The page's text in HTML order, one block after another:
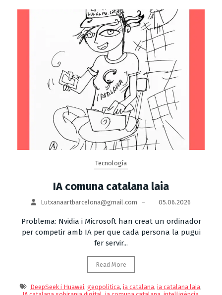
Tecnología
IA comuna catalana laia
Lutxanaartbarcelona@gmail.com – 05.06.2026
Problema: Nvidia i Microsoft han creat un ordinador
per competir amb IA per que cada persona la pugui
fer servir...
Read More
DeepSeek i Huawei, geopolitica, ia catalana, ia catalana laia,